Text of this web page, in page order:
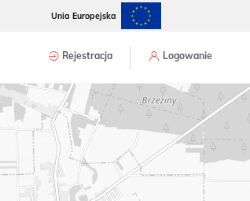
Unia Europejska
Rejestracja Logowanie